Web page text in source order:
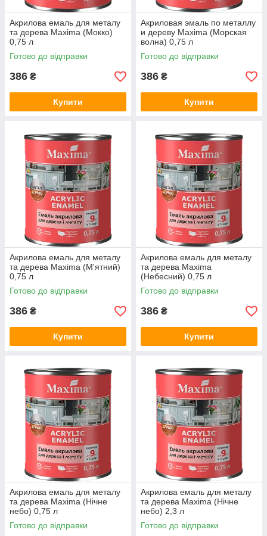
Акрилова емаль для металу
та дерева Maxima (Мокко)
0,75 л
Готово до відправки
386 ₴
Купити
Акриловая эмаль по металлу
и дереву Maxima (Морская
волна) 0,75 л
Готово до відправки
386 ₴
Купити
Акрилова емаль для металу
та дерева Maxima (М'ятний)
0,75 л
Готово до відправки
386 ₴
Купити
Акрилова емаль для металу
та дерева Maxima
(Небесний) 0,75 л
Готово до відправки
386 ₴
Купити
Акрилова емаль для металу
та дерева Maxima (Нічне
небо) 0,75 л
Готово до відправки
Акрилова емаль для металу
та дерева Maxima (Нічне
небо) 2,3 л
Готово до відправки